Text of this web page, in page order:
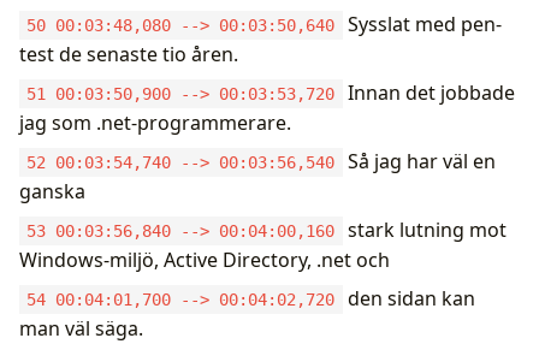
50 00:03:48,080 --> 00:03:50,640
Sysslat med pen-
test de senaste tio åren.
51 00:03:50,900 --> 00:03:53,720
Innan det jobbade
jag som .net-programmerare.
52 00:03:54,740 --> 00:03:56,540
Så jag har väl en
ganska
53 00:03:56,840 --> 00:04:00,160
stark lutning mot
Windows-miljö, Active Directory, .net och
54 00:04:01,700 --> 00:04:02,720
den sidan kan
man väl säga.